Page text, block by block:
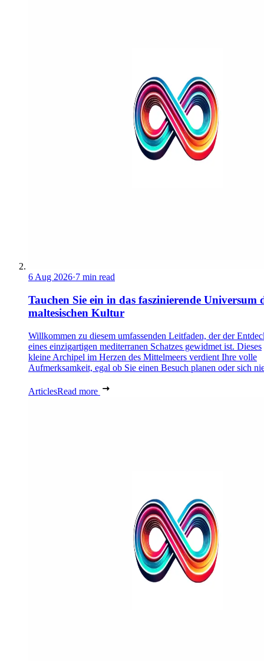
6 Aug 2026·7 min read
Tauchen Sie ein in das faszinierende Universum
maltesischen Kultur
Willkommen zu diesem umfassenden Leitfaden, der der
eines einzigartigen mediterranen Schatzes gewidmet ist. Dieses
kleine Archipel im Herzen des Mittelmeers verdient Ihre volle
Aufmerksamkeit, egal ob Sie einen Besuch planen oder sich
ArticlesRead more